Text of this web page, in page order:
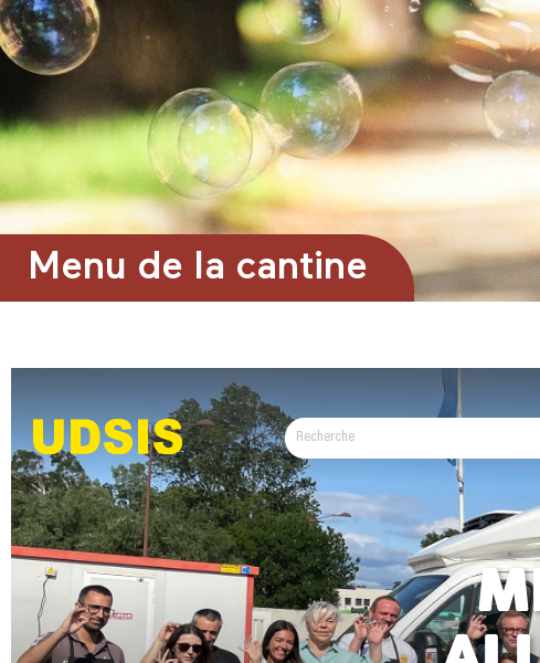
Menu de la cantine